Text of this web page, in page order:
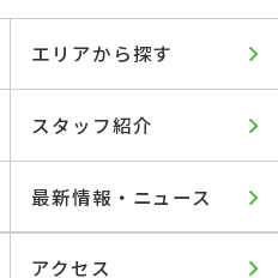
エリアから探す
スタッフ紹介
最新情報・ニュース
アクセス